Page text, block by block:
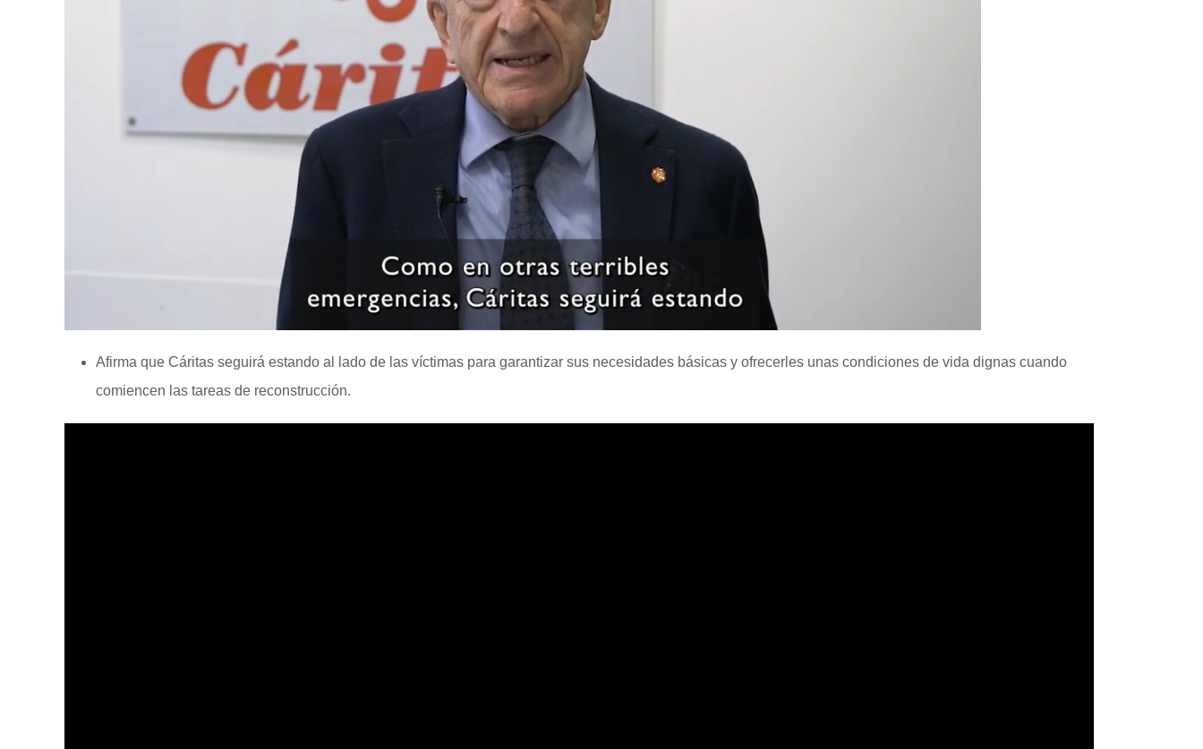
Afirma que Cáritas seguirá estando al lado de las víctimas para garantizar sus necesidades básicas y ofrecerles unas condiciones de vida dignas cuando
comiencen las tareas de reconstrucción.